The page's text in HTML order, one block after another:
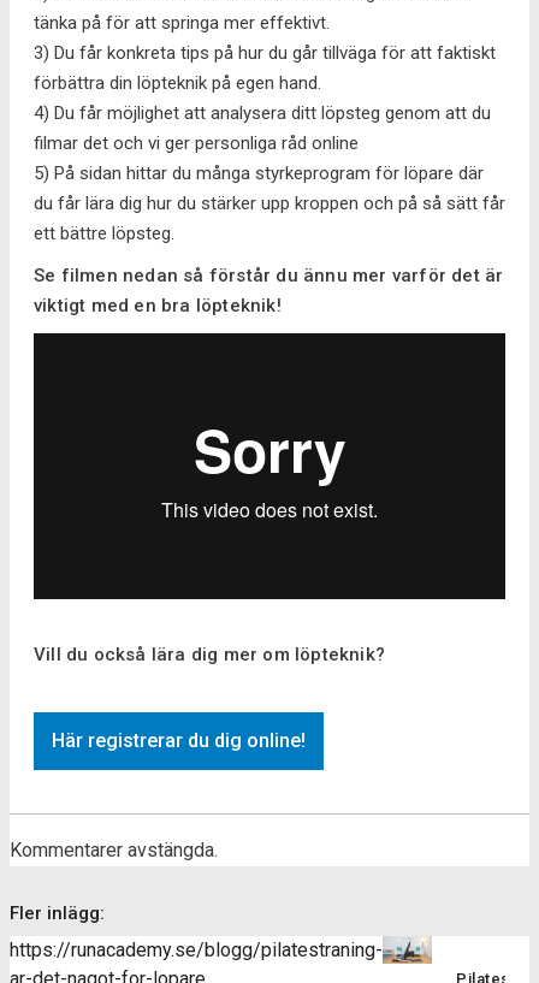
tänka på för att springa mer effektivt.
3) Du får konkreta tips på hur du går tillväga för att faktiskt
förbättra din löpteknik på egen hand.
4) Du får möjlighet att analysera ditt löpsteg genom att du
filmar det och vi ger personliga råd online
5) På sidan hittar du många styrkeprogram för löpare där
du får lära dig hur du stärker upp kroppen och på så sätt får
ett bättre löpsteg.
Se filmen nedan så förstår du ännu mer varför det är
viktigt med en bra löpteknik!
Vill du också lära dig mer om löpteknik?
Här registrerar du dig online!
Kommentarer avstängda.
Fler inlägg:
https://runacademy.se/blogg/pilatestraning-